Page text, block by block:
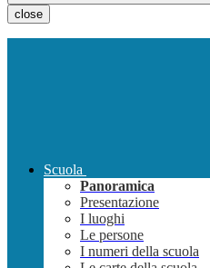
close
Scuola
Panoramica
Presentazione
I luoghi
Le persone
I numeri della scuola